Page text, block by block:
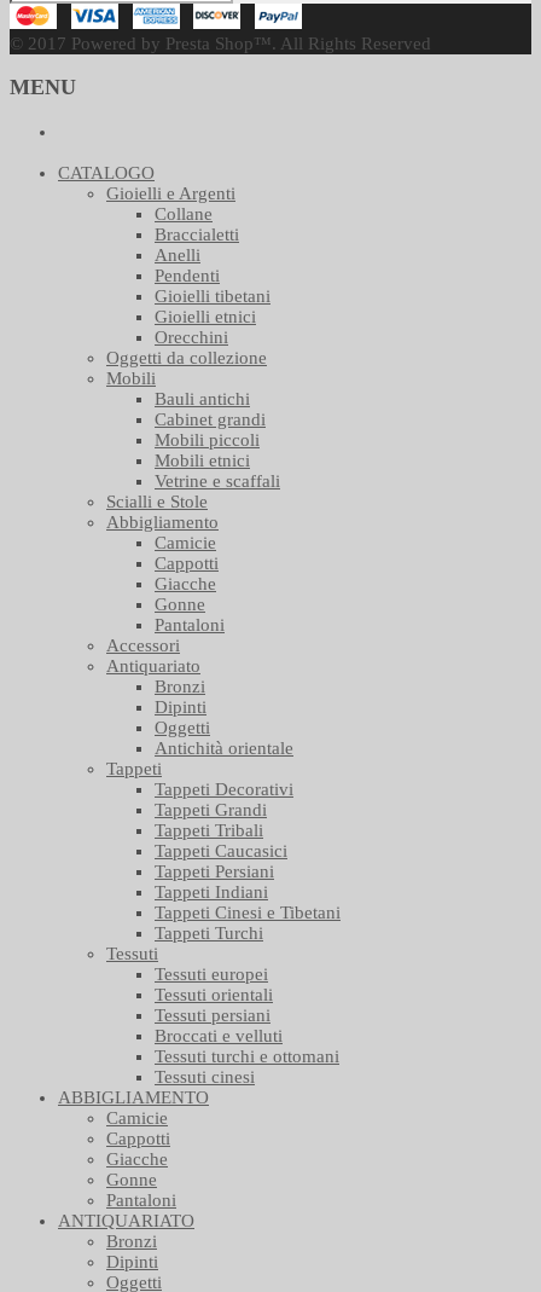
© 2017 Powered by Presta Shop™. All Rights Reserved
MENU
CATALOGO
Gioielli e Argenti
Collane
Braccialetti
Anelli
Pendenti
Gioielli tibetani
Gioielli etnici
Orecchini
Oggetti da collezione
Mobili
Bauli antichi
Cabinet grandi
Mobili piccoli
Mobili etnici
Vetrine e scaffali
Scialli e Stole
Abbigliamento
Camicie
Cappotti
Giacche
Gonne
Pantaloni
Accessori
Antiquariato
Bronzi
Dipinti
Oggetti
Antichità orientale
Tappeti
Tappeti Decorativi
Tappeti Grandi
Tappeti Tribali
Tappeti Caucasici
Tappeti Persiani
Tappeti Indiani
Tappeti Cinesi e Tibetani
Tappeti Turchi
Tessuti
Tessuti europei
Tessuti orientali
Tessuti persiani
Broccati e velluti
Tessuti turchi e ottomani
Tessuti cinesi
ABBIGLIAMENTO
Camicie
Cappotti
Giacche
Gonne
Pantaloni
ANTIQUARIATO
Bronzi
Dipinti
Oggetti